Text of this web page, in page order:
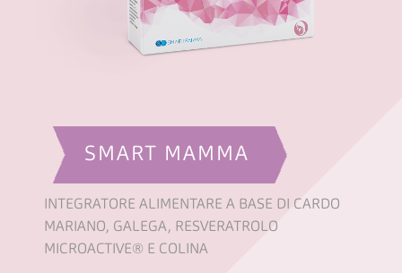
SMART MAMMA
INTEGRATORE ALIMENTARE A BASE DI CARDO
MARIANO, GALEGA, RESVERATROLO
MICROACTIVE® E COLINA